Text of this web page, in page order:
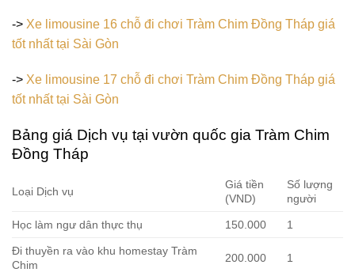
-> Xe limousine 16 chỗ đi chơi Tràm Chim Đồng Tháp giá
tốt nhất tại Sài Gòn
-> Xe limousine 17 chỗ đi chơi Tràm Chim Đồng Tháp giá
tốt nhất tại Sài Gòn
Bảng giá Dịch vụ tại vườn quốc gia Tràm Chim
Đồng Tháp
Loại Dịch vụ
Giá tiền
(VND)
Số lượng
người
Học làm ngư dân thực thụ 150.000 1
Đi thuyền ra vào khu homestay Tràm
Chim
200.000 1